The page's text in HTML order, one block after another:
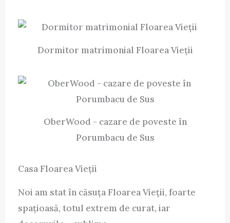
Dormitor matrimonial Floarea Vieții
OberWood - cazare de poveste în
Porumbacu de Sus
Casa Floarea Vieții
Noi am stat în căsuța Floarea Vieții, foarte
spațioasă, totul extrem de curat, iar